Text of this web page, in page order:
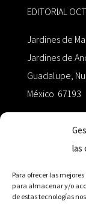
las
Para ofrecer las
para almacenar y/o
de estas tecnologías
EDITORIAL
Jardines de
Jardines de
Guadalupe,
México 67193
+52
RED DE